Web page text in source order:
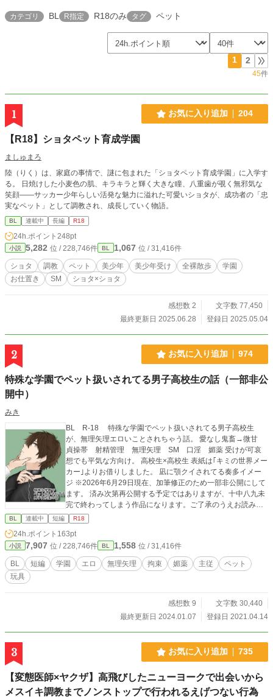
カテゴリ BL R指定 R18のみ タグ ペット
1 2
45件
1 お気に入り追加 204
【R18】ショタペット育成学園
ましゅまろ
陸（りく）は、家庭の事情で、謎に包まれた「ショタペット育成学園」に入学す
る。 日焼けした小麦色の肌、キラキラと輝く大きな瞳、八重歯が覗く無邪気な
笑顔――サッカー少年らしい活発な魅力に溢れた可愛いショタが、成功者の「忠
実なペット」として調教され、成長していく物語。
BL 連載中 長編 R18
24h.ポイント 248pt
小説 5,282 位 / 228,746件 BL 1,067 位 / 31,416件
ショタ 調教 ペット 美少年 美少年受け 全裸散歩
学園
お仕置き
SM ショタ×ショタ
感想数 2
文字数 77,450
最終更新日 2025.06.28
登録日 2025.05.04
2 お気に入り追加 974
特殊な学園でペット扱いされてる男子高校生の話（一部非公
開中）
みき
BL R-18 特殊な学園でペット扱いされてる男子高校生
が、無理矢理エロいことされちゃう話。 愛なし鬼畜→微甘
貞操帯 射精管理 無理矢理 SM 口淫 媚薬 受けが可哀
想でも平気な方向け。 高校生×高校生 表紙は｢キミの世界メー
カー｣よりお借りしました。 凪に顎クイされてる奏多イメー
ジ ※2026年6月29日現在、加筆修正のため一部非公開にして
ます。 済み次第再公開する予定ではありますが、十中八九未
完で終わってしまう作品になります。ご了承のうえお読みく
ださい。
BL 連載中 短編 R18
24h.ポイント 163pt
小説 7,907 位 / 228,746件 BL 1,558 位 / 31,416件
BL 短編 学園 エロ 無理矢理 拘束 媚薬 主従
ペット
玩具
感想数 9
文字数 30,440
最終更新日 2024.01.07
登録日 2021.04.14
3 お気に入り追加 735
【変態医師×ヤクザ】高飛びしたニューヨークで出会いから
メスイキ調教までノンストップで行われるえげつない行為